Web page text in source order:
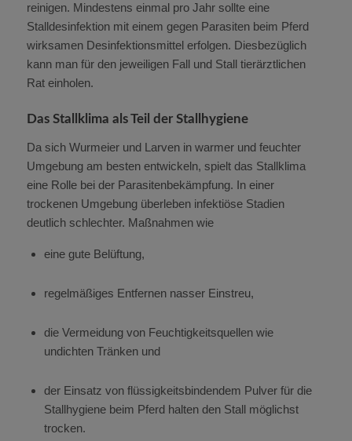
reinigen. Mindestens einmal pro Jahr sollte eine
Stalldesinfektion mit einem gegen Parasiten beim Pferd
wirksamen Desinfektionsmittel erfolgen. Diesbezüglich
kann man für den jeweiligen Fall und Stall tierärztlichen
Rat einholen.
Das Stallklima als Teil der Stallhygiene
Da sich Wurmeier und Larven in warmer und feuchter
Umgebung am besten entwickeln, spielt das Stallklima
eine Rolle bei der Parasitenbekämpfung. In einer
trockenen Umgebung überleben infektiöse Stadien
deutlich schlechter. Maßnahmen wie
eine gute Belüftung,
regelmäßiges Entfernen nasser Einstreu,
die Vermeidung von Feuchtigkeitsquellen wie
undichten Tränken und
der Einsatz von flüssigkeitsbindendem Pulver für die
Stallhygiene beim Pferd halten den Stall möglichst
trocken.